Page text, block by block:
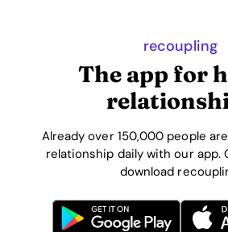
recoupling
The app for
Already over 150,000 people
relationship daily with our app.
download